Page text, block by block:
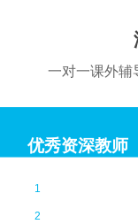
一对一课外辅
优秀资深教师
1
2